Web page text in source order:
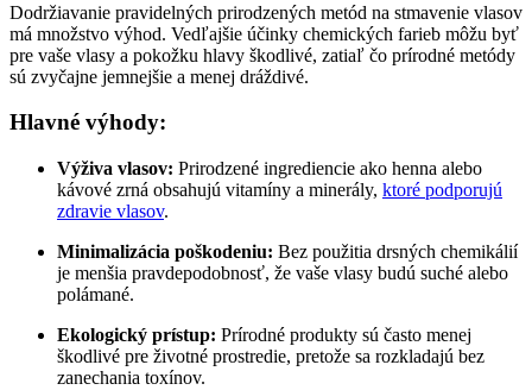
Dodržiavanie pravidelných prirodzených‌ metód na ⁣stmavenie vlasov
má‍ množstvo výhod. Vedľajšie účinky chemických farieb môžu ​byť
pre vaše vlasy⁣ a pokožku hlavy škodlivé, zatiaľ čo prírodné metódy
sú zvyčajne jemnejšie⁤ a ⁢menej dráždivé.
Hlavné⁤ výhody:
Výživa vlasov: Prirodzené ingrediencie ‍ako ⁤henna‍ alebo
kávové zrná obsahujú vitamíny a minerály, ktoré podporujú
zdravie vlasov.
Minimalizácia‍ poškodeniu: Bez ⁢použitia ⁤drsných chemikálií
je menšia pravdepodobnosť, že vaše vlasy budú ‌suché alebo
polámané.
Ekologický prístup: Prírodné produkty sú často menej⁤
škodlivé pre ​životné⁤ prostredie, ⁤pretože sa rozkladajú ⁢bez
zanechania toxínov.